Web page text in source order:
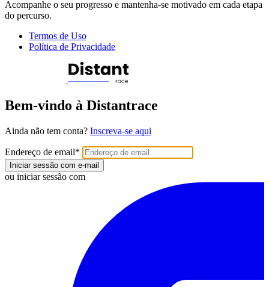
Acompanhe o seu progresso e mantenha-se motivado em cada etapa
do percurso.
Termos de Uso
Política de Privacidade
Bem-vindo à Distantrace
Ainda não tem conta? Inscreva-se aqui
Endereço de email*
Iniciar sessão com e-mail
ou iniciar sessão com